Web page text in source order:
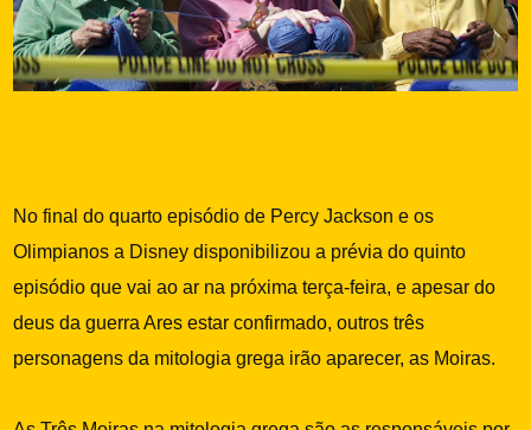
No final do quarto episódio de Percy Jackson e os
Olimpianos a Disney disponibilizou a prévia do quinto
episódio que vai ao ar na próxima terça-feira, e apesar do
deus da guerra Ares estar confirmado, outros três
personagens da mitologia grega irão aparecer, as Moiras.